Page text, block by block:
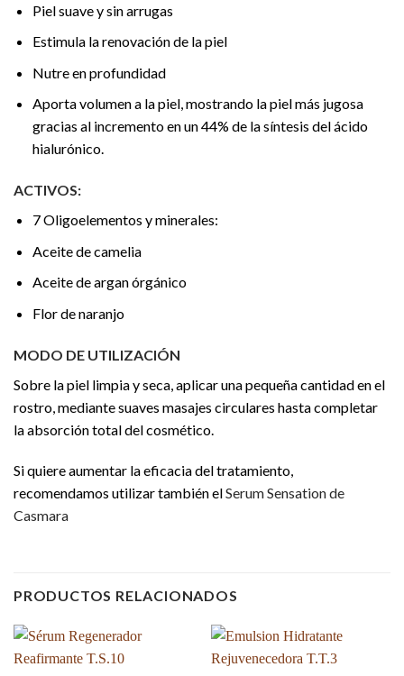
Piel suave y sin arrugas
Estimula la renovación de la piel
Nutre en profundidad
Aporta volumen a la piel, mostrando la piel más jugosa
gracias al incremento en un 44% de la síntesis del ácido
hialurónico.
ACTIVOS:
7 Oligoelementos y minerales:
Aceite de camelia
Aceite de argan órgánico
Flor de naranjo
MODO DE UTILIZACIÓN
Sobre la piel limpia y seca, aplicar una pequeña cantidad en el
rostro, mediante suaves masajes circulares hasta completar
la absorción total del cosmético.
Si quiere aumentar la eficacia del tratamiento,
recomendamos utilizar también elSerum Sensation de
Casmara
PRODUCTOS RELACIONADOS